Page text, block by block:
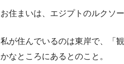
お住まいは、エジプトのルクソ
私が住んでいるのは東岸で、「
かなところにあるとのこと。